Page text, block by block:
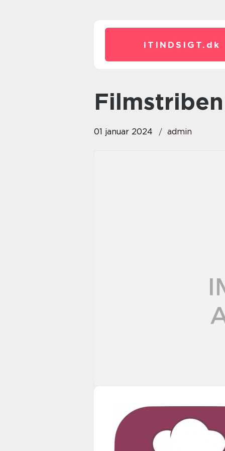
ITINDSIGT. dk
01 januar 2024 admin